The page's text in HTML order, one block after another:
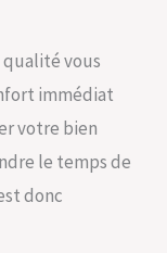
qualité vous
immédiat
votre bien
le temps de
donc